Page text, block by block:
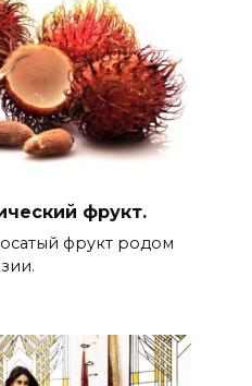
фрукт.
фрукт родом